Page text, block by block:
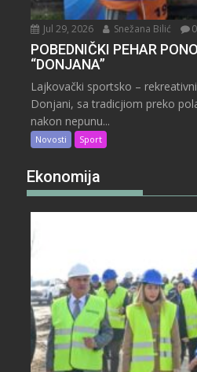
Jul 29, 2026 Snežana Bilić 0
POBEDNIČKI PEHAR
“DONJANA”
Lajkovački sportsko –
Donjani, sa tradicjiom preko
nakon nepunu...
Novosti Sport
Ekonomija